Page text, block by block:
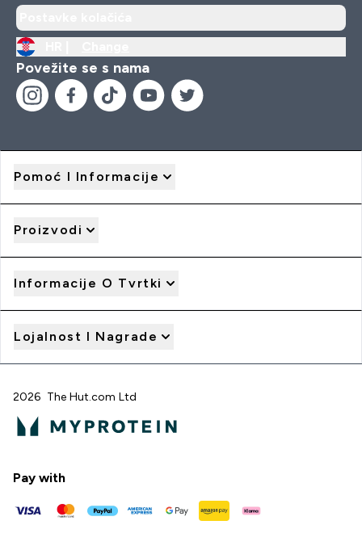
Povežite se s nama
Pomoć I Informacije
Proizvodi
Informacije O Tvrtki
Lojalnost I Nagrade
2026 The Hut.com Ltd
Pay with